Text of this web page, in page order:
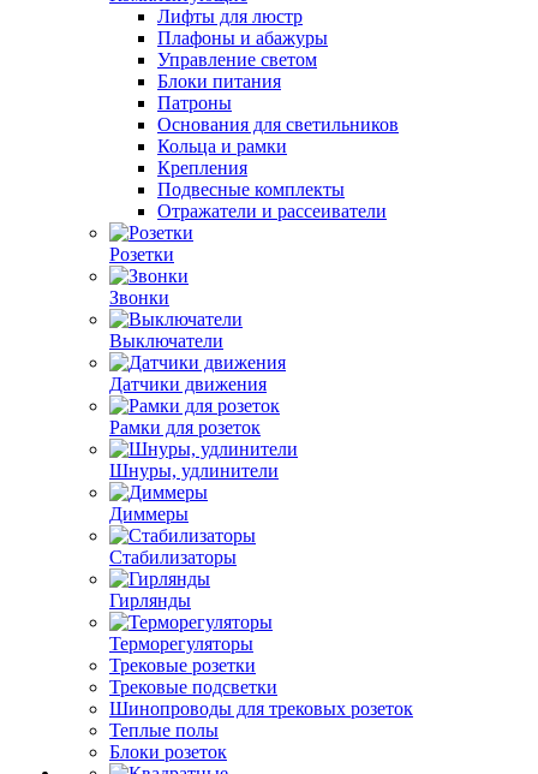
Лифты для люстр
Плафоны и абажуры
Управление светом
Блоки питания
Патроны
Основания для светильников
Кольца и рамки
Крепления
Подвесные комплекты
Отражатели и рассеиватели
Розетки
Звонки
Выключатели
Датчики движения
Рамки для розеток
Шнуры, удлинители
Диммеры
Стабилизаторы
Гирлянды
Терморегуляторы
Трековые розетки
Трековые подсветки
Шинопроводы для трековых розеток
Теплые полы
Блоки розеток